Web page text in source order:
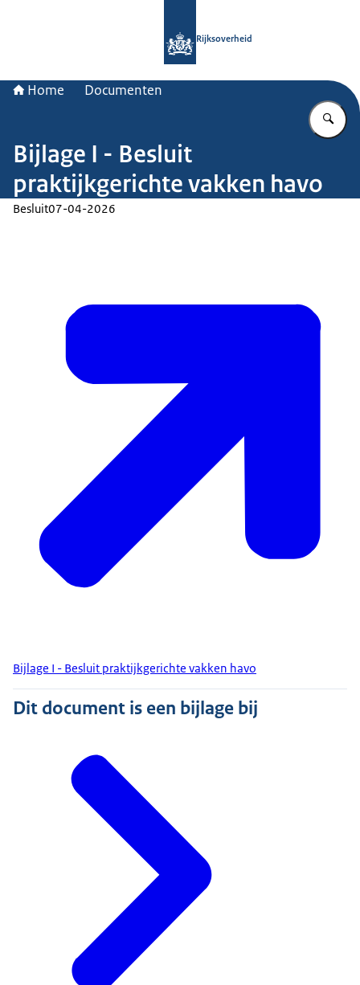
Rijksoverheid
Home Documenten
Bijlage I - Besluit
praktijkgerichte vakken havo
Besluit07-04-2026
Bijlage I - Besluit praktijkgerichte vakken havo
Dit document is een bijlage bij